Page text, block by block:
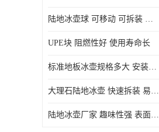
陆地冰壶球 可移动 可拆装 表面具有自润滑功能
UPE块 阻燃性好 使用寿命长
标准地板冰壶规格多大 安装简单 方便携带和存储
大理石陆地冰壶 快速拆装 易于学习和掌握
陆地冰壶厂家 趣味性强 表面具有自润滑功能